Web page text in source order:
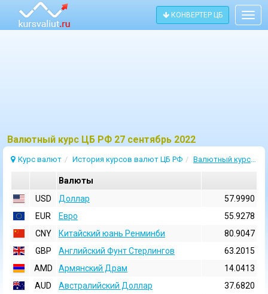
КОНВЕРТЕР ЦБ
Bалютный курс ЦБ РФ 27 сентябрь 2022
Курс валют История курсов валют ЦБ РФ Валютный курс 27 Сентябрь 2022
Валюты
USD
Доллар
57.9990
EUR
Евро
55.9278
CNY
Китайский юань Ренминби
80.9047
GBP
Английский Фунт Стерлингов
63.2015
AMD
Армянский Драм
14.0413
AUD
Австралийский Доллар
37.6820